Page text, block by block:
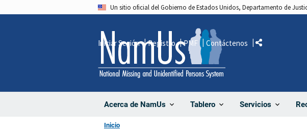
Un sitio oficial del Gobierno de Estados Unidos, Departamento de
Acerca de NamUs Tablero Servicios
Iniciar Sesión Registro PMF Contáctenos Comparte
Inicio